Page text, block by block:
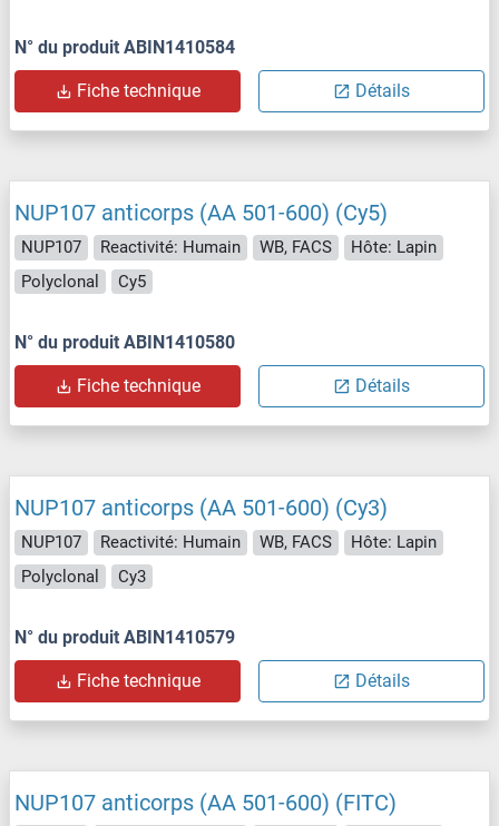
N° du produit ABIN1410584
Fiche technique Détails
NUP107 anticorps (AA 501-600) (Cy5)
NUP107 Reactivité: Humain WB, FACS
Hôte: Lapin
Polyclonal
Cy5
N° du produit ABIN1410580
Fiche technique Détails
NUP107 anticorps (AA 501-600) (Cy3)
NUP107 Reactivité: Humain WB, FACS
Hôte: Lapin
Polyclonal
Cy3
N° du produit ABIN1410579
Fiche technique Détails
NUP107 anticorps (AA 501-600) (FITC)